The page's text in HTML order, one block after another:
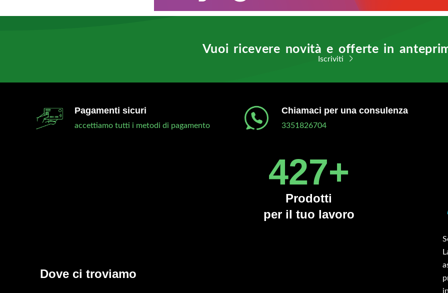
Vuoi ricevere novità e offerte in
Iscriviti
Pagamenti sicuri
accettiamo tutti i metodi di pagamento
Chiamaci per una consulenza
3351826704
Dove ci troviamo
450+
Prodotti
per il tuo lavoro
che avevo bisogno. La spedizione è stata